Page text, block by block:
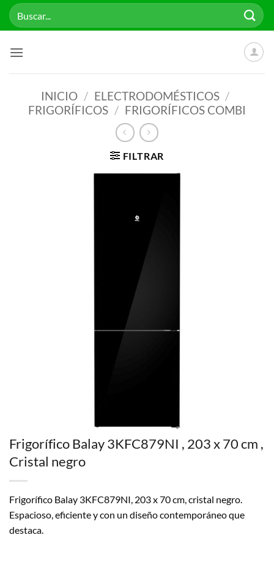
Saltar
Buscar
por:
INICIO / ELECTRODOMÉSTICOS /
FRIGORÍFICOS / FRIGORÍFICOS COMBI
FILTRAR
Frigorífico Balay 3KFC879NI , 203 x 70 cm ,
Cristal negro
Frigorífico Balay 3KFC879NI, 203 x 70 cm, cristal negro.
Espacioso, eficiente y con un diseño contemporáneo que
destaca.